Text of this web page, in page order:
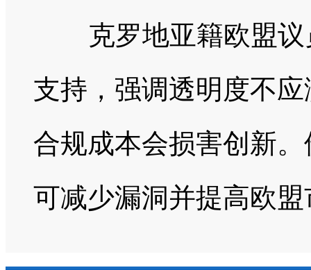
克罗地亚籍欧盟议
支持，强调透明度不
合规成本会损害创新
可减少漏洞并提高欧